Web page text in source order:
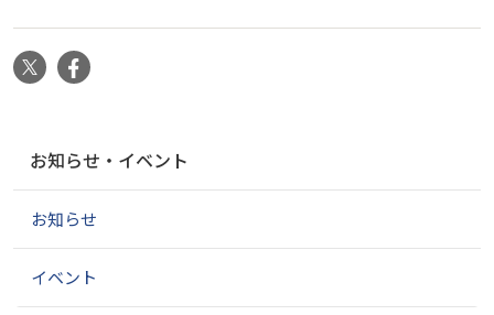
X
ゲ
シ
ン
お知らせ・イベント
お知らせ
イベント